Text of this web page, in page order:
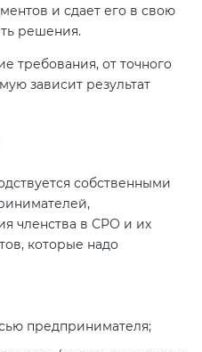
и сдает его в свою
решения.
требования, от точного
зависит результат
собственными
членства в СРО и их
которые надо
предпринимателя;